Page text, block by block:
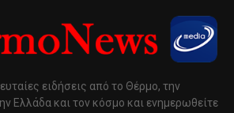
ειδήσεις από το Θέρμο, την
Ελλάδα και τον κόσμο και ενημερωθείτε